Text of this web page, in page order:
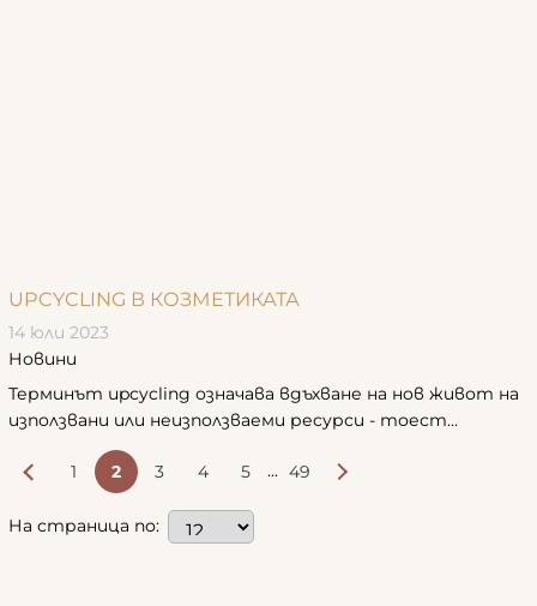
UPCYCLING В КОЗМЕТИКАТА
14 юли 2023
Новини
Терминът upcycling означава вдъхване на нов живот на
използвани или неизползваеми ресурси - тоест...
1 2 3 4 5 ... 49
На страница по: